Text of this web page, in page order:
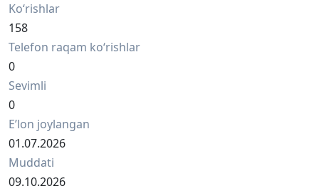
– 3 месяца — $200. На одного человека
– 6 месяцев — $350. На одного человека
Ko‘rishlar
158
Telefon raqam ko‘rishlar
0
Sevimli
0
Eʼlon joylangan
01.07.2026
Muddati
09.10.2026